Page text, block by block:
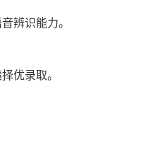
辨识能力。
优录取。